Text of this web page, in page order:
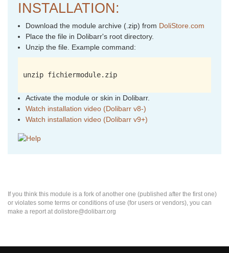
INSTALLATION:
Download the module archive (.zip) from DoliStore.com
Place the file in Dolibarr's root directory.
Unzip the file. Example command:
unzip fichiermodule.zip
Activate the module or skin in Dolibarr.
Watch installation video (Dolibarr v8-)
Watch installation video (Dolibarr v9+)
If you think this module is a fork of another one (published after the first one)
or violates some terms or conditions of use (for users or vendors), you can
make a report at dolistore@dolibarr.org